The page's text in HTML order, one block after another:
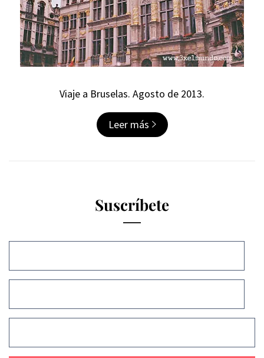
Viaje a Bruselas. Agosto de 2013.
Leer más
Suscríbete